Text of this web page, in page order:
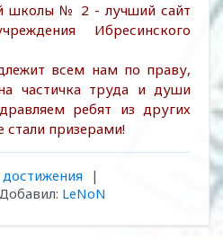
школы № 2 - лучший сайт
Ибресинского
всем нам по праву,
частичка труда и души
ребят из других
стали призерами!
|
: LeNoN